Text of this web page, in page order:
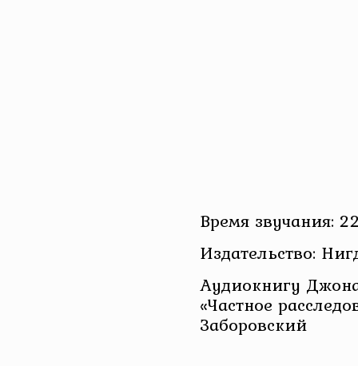
Время звучания:
Издательство:
Аудиокнигу
«Частное
Заборовский